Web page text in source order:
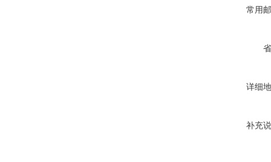
常用
详细
补充